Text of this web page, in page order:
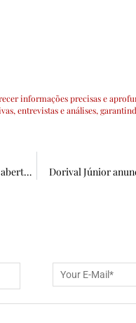
informações precisas e
entrevistas e análises,
Ao lado da prefeita, secretária diz que Corrinha, “diferente de Zé”, tem mente aberta para ouvir Dorival Júnior